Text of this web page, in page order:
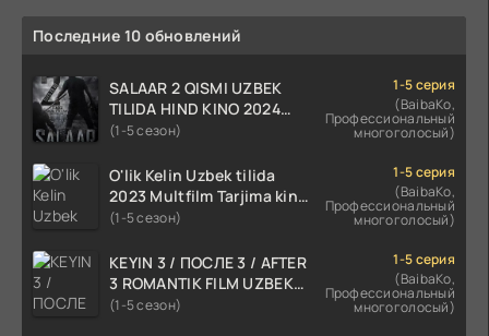
Последние 10 обновлений
SALAAR 2 QISMI UZBEK
TILIDA HIND KINO 2024
TARJIMA 720p HD Skachat
(1-5 сезон)
1-5 серия
(BaibaKo,
Профессиональный
многоголосый)
O'lik Kelin Uzbek tilida
2023 Multfilm Tarjima kino
skachat
(1-5 сезон)
1-5 серия
(BaibaKo,
Профессиональный
многоголосый)
KEYIN 3 / ПОСЛЕ 3 / AFTER
3 ROMANTIK FILM UZBEK
TILIDA 2021 TARJIMA FILM
(1-5 сезон)
1-5 серия
(BaibaKo,
Профессиональный
многоголосый)